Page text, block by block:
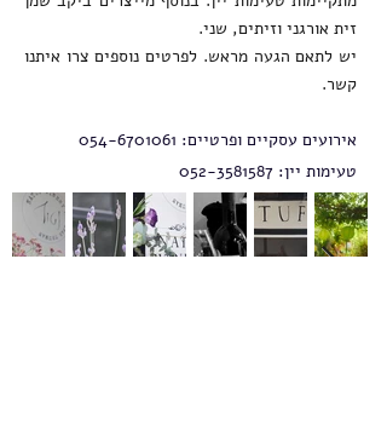
זית אורגני וזיתים, שני.
יש לתאם הגעה מראש. לפרטים נוספים צרו איתנו
קשר.
אירועים עסקיים ופרטיים: 054-6701061
טעימות יין: 052-3581587